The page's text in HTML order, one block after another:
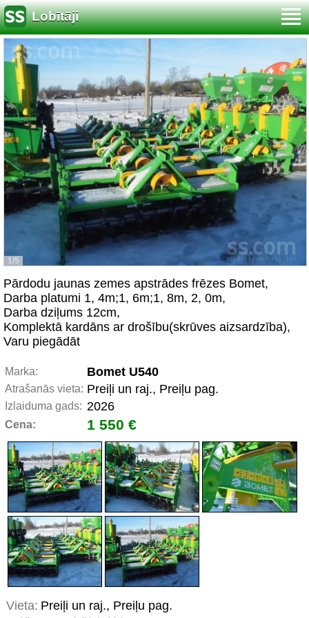
Lobītāji
1/5
Pārdodu jaunas zemes apstrādes frēzes Bomet,
Darba platumi 1, 4m;1, 6m;1, 8m, 2, 0m,
Darba dziļums 12cm,
Komplektā kardāns ar drošību(skrūves aizsardzība),
Varu piegādāt
Marka: Bomet U540
Atrašanās vieta: Preiļi un raj., Preiļu pag.
Izlaiduma gads: 2026
Cena: 1 550 €
Vieta: Preiļi un raj., Preiļu pag.